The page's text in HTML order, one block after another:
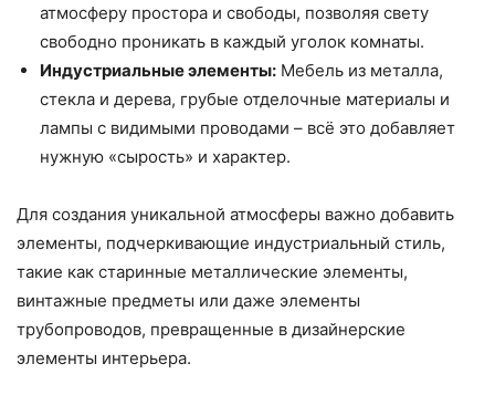
атмосферу простора и свободы, позволяя свету
свободно проникать в каждый уголок комнаты.
Индустриальные элементы: Мебель из металла,
стекла и дерева, грубые отделочные материалы и
лампы с видимыми проводами – всё это добавляет
нужную «сырость» и характер.
Для создания уникальной атмосферы важно добавить
элементы, подчеркивающие индустриальный стиль,
такие как старинные металлические элементы,
винтажные предметы или даже элементы
трубопроводов, превращенные в дизайнерские
элементы интерьера.